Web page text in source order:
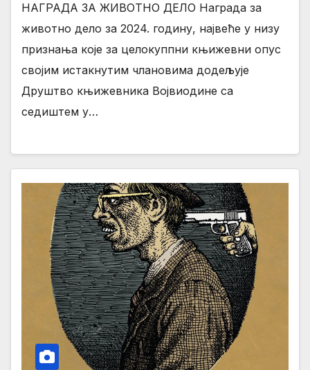
НАГРАДА ЗА ЖИВОТНО ДЕЛО Награда за
животно дело за 2024. годину, највеће у низу
признања које за целокуппни књижевни опус
својим истакнутим члановима додељује
Друштво књижевника Војвиодине са
седиштем у…